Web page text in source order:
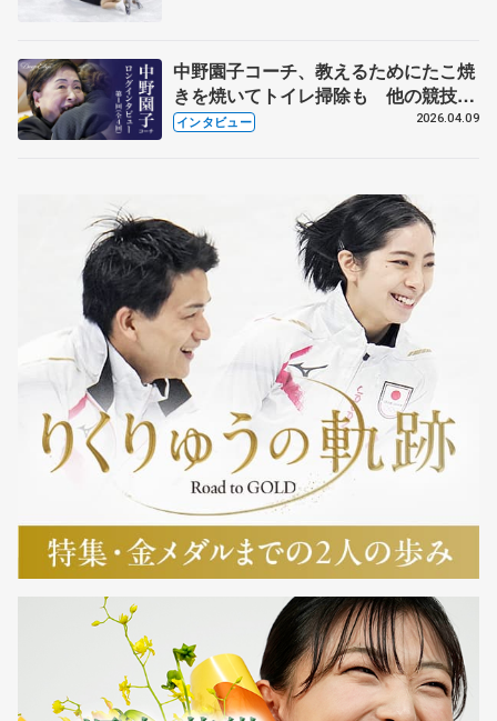
中野園子コーチ、教えるためにたこ焼
きを焼いてトイレ掃除も 他の競技に
も通用するという坂本花織の筋肉
インタビュー 2026.04.09